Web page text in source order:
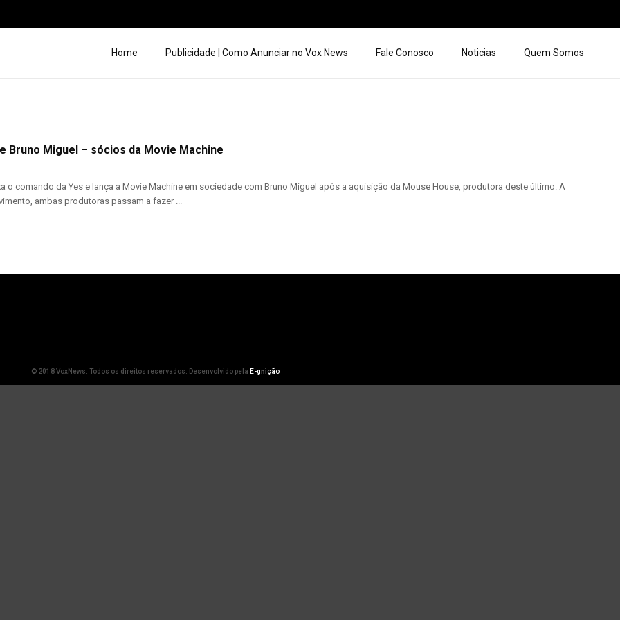
Home Publicidade | Como Anunciar no Vox News Fale Conosco Noticias Quem Somos
Bruno Miguel – sócios da Movie Machine
o comando da Yes e lança a Movie Machine em sociedade com Bruno Miguel após a aquisição da Mouse House, produtora deste último. A
ambas produtoras passam a fazer ...
© 2018 VoxNews. Todos os direitos reservados. Desenvolvido pela E-gnição